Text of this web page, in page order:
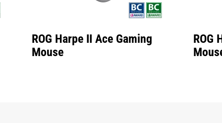
ROG Harpe II Ace Gaming
Mouse
ROG